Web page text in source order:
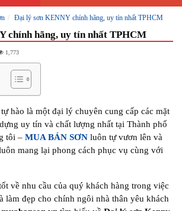
Đại lý sơn KENNY chính hãng, uy tín nhất TPHCM
chính hãng, uy tín nhất TPHCM
1,773
tự hào là một đại lý chuyên cung cấp các mặt
uy tín và chất lượng nhất tại Thành phố
tôi – MUA BÁN SƠN luôn tự vươn lên và
mang lại phong cách phục vụ cùng với
về nhu cầu của quý khách hàng trong việc
làm đẹp cho chính ngôi nhà thân yêu khách